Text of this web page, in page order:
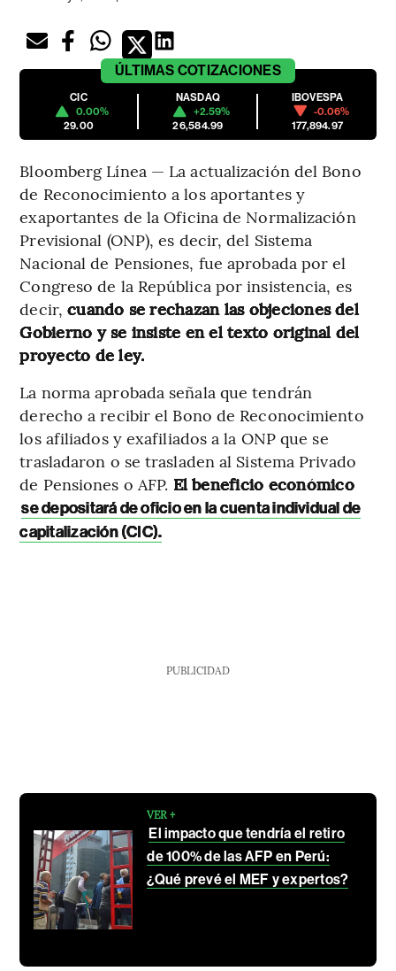
ÚLTIMAS COTIZACIONES
CIC
0.00%
29.00
NASDAQ
+2.59%
26,584.99
IBOVESPA
-0.06%
177,894.97
Bloomberg Línea — La actualización del Bono
de Reconocimiento a los aportantes y
exaportantes de la Oficina de Normalización
Previsional (ONP), es decir, del Sistema
Nacional de Pensiones, fue aprobada por el
Congreso de la República por insistencia, es
decir,cuando se rechazan las objeciones del
Gobierno y se insiste en el texto original del
proyecto de ley.
La norma aprobada señala que tendrán
derecho a recibir el Bono de Reconocimiento
los afiliados y exafiliados a la ONP que se
trasladaron o se trasladen al Sistema Privado
de Pensiones o AFP. El beneficio económico
se depositará de oficio en la cuenta individual de
capitalización (CIC).
PUBLICIDAD
VER +
El impacto que tendría el retiro
de 100% de las AFP en Perú:
¿Qué prevé el MEF y expertos?